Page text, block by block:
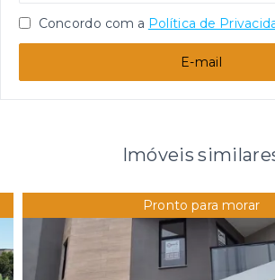
Concordo com a Política de
E-mail
Imóveis
Pronto para morar